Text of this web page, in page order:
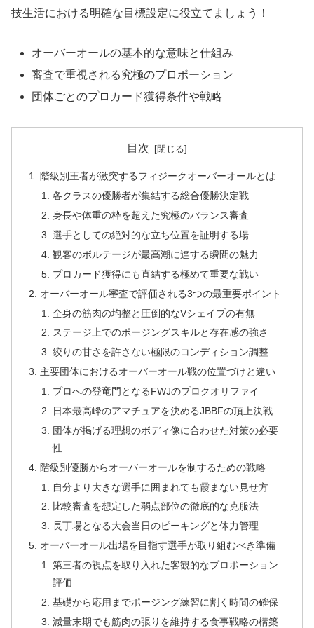
技生活における明確な目標設定に役立てましょう！
オーバーオールの基本的な意味と仕組み
審査で重視される究極のプロポーション
団体ごとのプロカード獲得条件や戦略
目次
階級別王者が激突するフィジークオーバーオールとは
各クラスの優勝者が集結する総合優勝決定戦
身長や体重の枠を超えた究極のバランス審査
選手としての絶対的な立ち位置を証明する場
観客のボルテージが最高潮に達する瞬間の魅力
プロカード獲得にも直結する極めて重要な戦い
オーバーオール審査で評価される3つの最重要ポイント
全身の筋肉の均整と圧倒的なVシェイプの有無
ステージ上でのポージングスキルと存在感の強さ
絞りの甘さを許さない極限のコンディション調整
主要団体におけるオーバーオール戦の位置づけと違い
プロへの登竜門となるFWJのプロクオリファイ
日本最高峰のアマチュアを決めるJBBFの頂上決戦
団体が掲げる理想のボディ像に合わせた対策の必要
性
階級別優勝からオーバーオールを制するための戦略
自分より大きな選手に囲まれても霞まない見せ方
比較審査を想定した弱点部位の徹底的な克服法
長丁場となる大会当日のピーキングと体力管理
オーバーオール出場を目指す選手が取り組むべき準備
第三者の視点を取り入れた客観的なプロポーション
評価
基礎から応用までポージング練習に割く時間の確保
減量末期でも筋肉の張りを維持する食事戦略の構築